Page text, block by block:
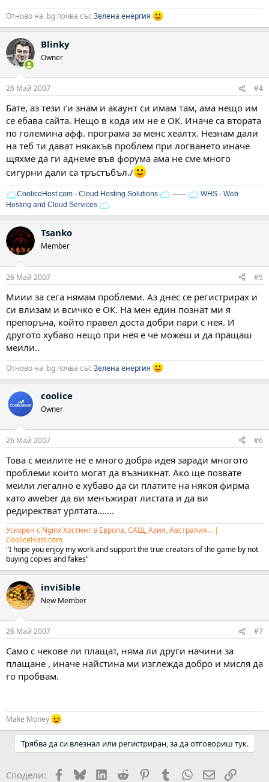
Отново на .bg почва със Зелена енергия
Blinky
Owner
26 Май 2007 #4
Бате, аз тези ги знам и акаунт си имам там, ама нещо им
се ебава сайта. Нещо в кода им не е ОК. Иначе са втората
по големина афф. програма за менс хеалтх. Незнам дали
на теб ти дават някакъв проблем при логването иначе
щяхме да ги аднеме във форума ама не сме много
сигурни дали са тръстъбъл./
CooliceHost.com - Cloud Hosting Solutions ------
WHS - Web
Hosting and Cloud Services
Tsanko
Member
26 Май 2007 #5
Миии за сега нямам проблеми. Аз днес се регистрирах и
си влизам и всичко е ОК. На мен един познат ми я
препоръча, който правел доста добри пари с нея. И
другото хубаво нещо при нея е че можеш и да пращаш
меили..
Отново на .bg почва със Зелена енергия
coolice
Owner
26 Май 2007 #6
Това с меилите не е много добра идея заради многото
проблеми които могат да възникнат. Ако ще позвате
меили легално е хубаво да си платите на някоя фирма
като aweber да ви менъжират листата и да ви
редиректват урлтата.......
Ускорен с Nginx Хостинг в Европа, САЩ, Азия, Австралия... |
CooliceHost.com
"I hope you enjoy my work and support the true creators of the game by not
buying copies and fakes"
inviSible
New Member
26 Май 2007 #7
Само с чекове ли плащат, няма ли други начини за
плащане , иначе найстина ми изглежда добро и мисля да
го пробвам.
Make Money
Трябва да си влезнал или регистриран, за да отговориш тук.
Сподели: Facebook
BlueskyLinkedIn
Reddit PinterestTumblr WhatsApp
EmailLink